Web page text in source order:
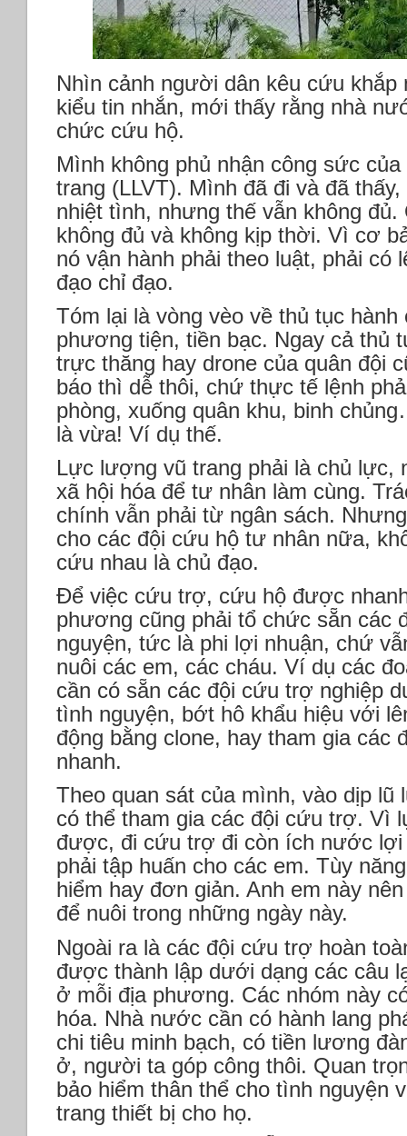
Nhìn cảnh người dân kêu cứu
kiểu tin nhắn, mới thấy rằng nhà
chức cứu hộ.
Mình không phủ nhận công sức
trang (LLVT). Mình đã đi và đã
nhiệt tình, nhưng thế vẫn không đủ.
không đủ và không kịp thời. Vì cơ
nó vận hành phải theo luật, phải có
đạo chỉ đạo.
Tóm lại là vòng vèo về thủ tục
phương tiện, tiền bạc. Ngay cả thủ
trực thăng hay drone của quân đội
báo thì dễ thôi, chứ thực tế lệnh
phòng, xuống quân khu, binh
là vừa! Ví dụ thế.
Lực lượng vũ trang phải là chủ lực,
xã hội hóa để tư nhân làm cùng.
chính vẫn phải từ ngân sách.
cho các đội cứu hộ tư nhân nữa,
cứu nhau là chủ đạo.
Để việc cứu trợ, cứu hộ được
phương cũng phải tổ chức sẵn các
nguyện, tức là phi lợi nhuận, chứ
nuôi các em, các cháu. Ví dụ các
cần có sẵn các đội cứu trợ nghiệp
tình nguyện, bớt hô khẩu hiệu với
động bằng clone, hay tham gia các
nhanh.
Theo quan sát của mình, vào dịp lũ
có thể tham gia các đội cứu trợ. Vì
được, đi cứu trợ đi còn ích nước lợi
phải tập huấn cho các em. Tùy
hiểm hay đơn giản. Anh em này
để nuôi trong những ngày này.
Ngoài ra là các đội cứu trợ hoàn
được thành lập dưới dạng các câu
ở mỗi địa phương. Các nhóm này
hóa. Nhà nước cần có hành lang
chi tiêu minh bạch, có tiền lương
ở, người ta góp công thôi. Quan
bảo hiểm thân thể cho tình nguyện
trang thiết bị cho họ.